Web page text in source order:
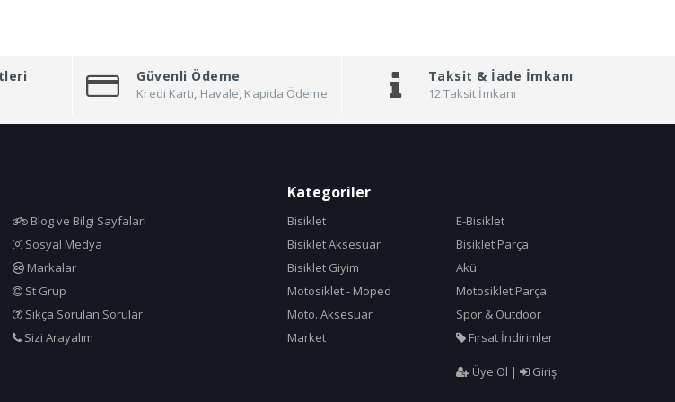
Güvenli Ödeme
Kredi Kartı, Havale, Kapıda Ödeme
Taksit & İade İmkanı
12 Taksit İmkanı
Blog ve Bilgi Sayfaları
Sosyal Medya
Markalar
St Grup
Sıkça Sorulan Sorular
Sizi Arayalım
Kategoriler
Bisiklet
Bisiklet Aksesuar
Bisiklet Giyim
Motosiklet - Moped
Moto. Aksesuar
Market
E-Bisiklet
Bisiklet Parça
Akü
Motosiklet Parça
Spor & Outdoor
Fırsat İndirimler
Üye Ol | Giriş